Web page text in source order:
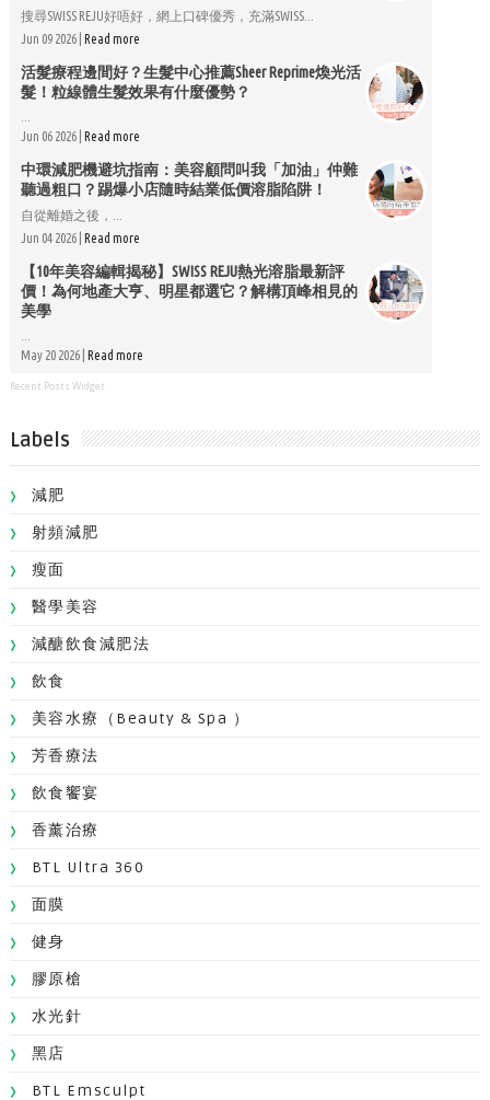
搜尋SWISS REJU好唔好，網上口碑優秀，充滿SWISS...
Jun 09 2026 | Read more
活髮療程邊間好？生髮中心推薦Sheer Reprime煥光活
髮！粒線體生髮效果有什麼優勢？
Jun 06 2026 | Read more
中環減肥機避坑指南：美容顧問叫我「加油」仲難
聽過粗口？踢爆小店隨時結業低價溶脂陷阱！
自從離婚之後，...
Jun 04 2026 | Read more
【10年美容編輯揭秘】SWISS REJU熱光溶脂最新評
價！為何地產大亨、明星都選它？解構頂峰相見的
美學
May 20 2026 | Read more
Recent Posts Widget
Labels
減肥
射頻減肥
瘦面
醫學美容
減醣飲食減肥法
飲食
美容水療（Beauty & Spa ）
芳香療法
飲食饗宴
香薰治療
BTL Ultra 360
面膜
健身
膠原槍
水光針
黑店
BTL Emsculpt